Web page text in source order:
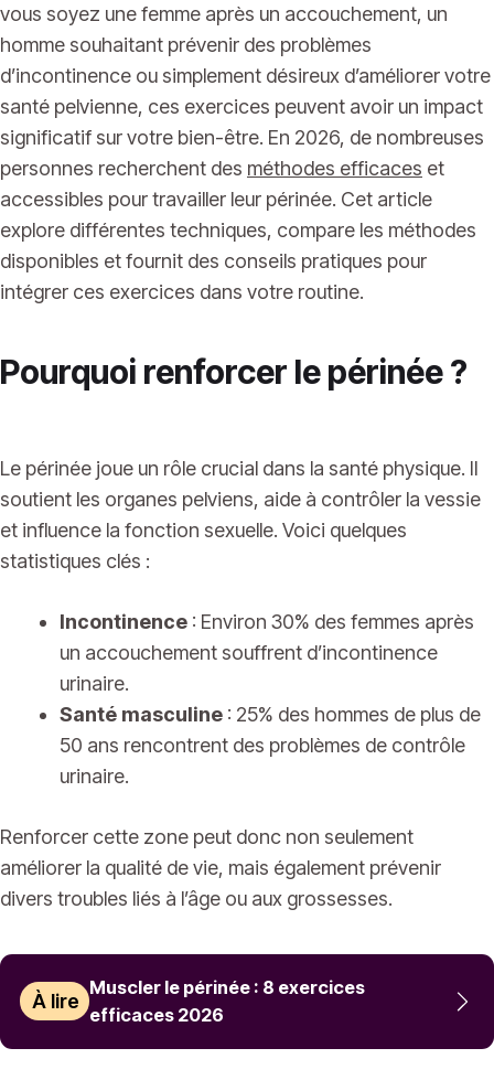
vous soyez une femme après un accouchement, un
homme souhaitant prévenir des problèmes
d’incontinence ou simplement désireux d’améliorer votre
santé pelvienne, ces exercices peuvent avoir un impact
significatif sur votre bien-être. En 2026, de nombreuses
personnes recherchent des méthodes efficaces et
accessibles pour travailler leur périnée. Cet article
explore différentes techniques, compare les méthodes
disponibles et fournit des conseils pratiques pour
intégrer ces exercices dans votre routine.
Pourquoi renforcer le périnée ?
Le périnée joue un rôle crucial dans la santé physique. Il
soutient les organes pelviens, aide à contrôler la vessie
et influence la fonction sexuelle. Voici quelques
statistiques clés :
Incontinence : Environ 30% des femmes après
un accouchement souffrent d’incontinence
urinaire.
Santé masculine : 25% des hommes de plus de
50 ans rencontrent des problèmes de contrôle
urinaire.
Renforcer cette zone peut donc non seulement
améliorer la qualité de vie, mais également prévenir
divers troubles liés à l’âge ou aux grossesses.
À lire
Muscler le périnée : 8 exercices
efficaces 2026